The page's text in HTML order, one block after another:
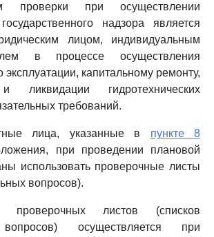
проверки при осуществлении
надзора является
лицом, индивидуальным
в процессе осуществления
эксплуатации, капитальному ремонту,
ликвидации гидротехнических
требований.
лица, указанные в пункте 8
при проведении плановой
использовать проверочные листы
вопросов).
проверочных листов (списков
вопросов) осуществляется при